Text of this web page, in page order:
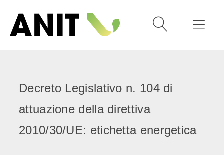
Decreto Legislativo n. 104 di
attuazione della direttiva
2010/30/UE: etichetta energetica